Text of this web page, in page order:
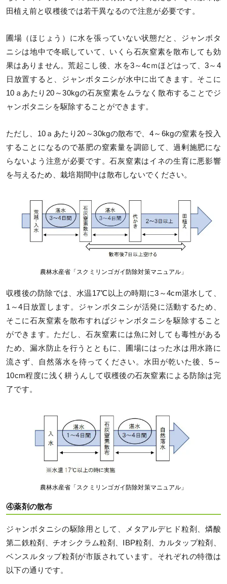
田植え前と収穫後では若干異なるので注意が必要です。
圃場（ほじょう）に水を張っていない状態だと、ジャンボタ
ニシは地中で冬眠していて、いくら石灰窒素を散布しても効
果はありません。荒起こし後、水を3～4cｍほどはって、3～4
日放置すると、ジャンボタニシが水中に出てきます。そこに
10ａあたり20～30kgの石灰窒素をムラなく散布することでジ
ャンボタニシを駆除することができます。
ただし、10ａあたり20～30kgの散布で、4～6kgの窒素を投入
することになるので基肥の窒素量を調節して、過剰施肥にな
らないよう注意が必要です。石灰窒素はイネの生育に悪影響
を与えるため、栽培期間中は散布しないでください。
農林水産省「スクミリンゴガイ防除対策マニュアル」
収穫後の防除では、水温17℃以上の時期に3～4cm湛水して、
1～4日放置します。ジャンボタニシが活発に活動するため、
そこに石灰窒素を散布すればジャンボタニシを駆除すること
ができます。ただし、石灰窒素には魚に対しても毒性がある
ため、漏水防止を行うとともに、圃場にはった水は用水路に
流さず、自然落水を待ってください。水田が乾いた後、5～
10cm程度に浅く耕うんして収穫後の石灰窒素による防除は完
了です。
農林水産省「スクミリンゴガイ防除対策マニュアル」
④薬剤の散布
ジャンボタニシの駆除用として、メタアルデヒド粒剤、燐酸
第二鉄粒剤、チオシクラム粒剤、IBP粒剤、カルタップ粒剤、
ベンスルタップ粒剤が市販されています。それぞれの特徴は
以下の通りです。